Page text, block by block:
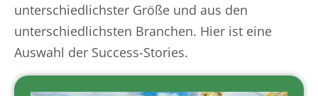
unterschiedlichster Größe und aus den
unterschiedlichsten Branchen. Hier ist eine
Auswahl der Success-Stories.